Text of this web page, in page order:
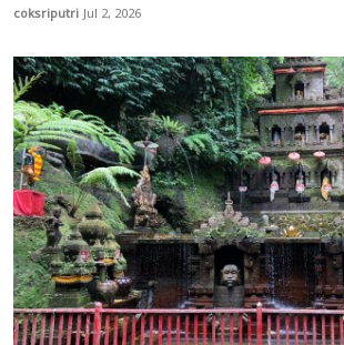
coksriputriJul 2, 2026